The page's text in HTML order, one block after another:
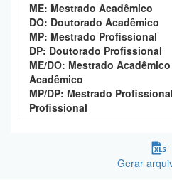
ME: Mestrado Acadêmico
DO: Doutorado Acadêmico
MP: Mestrado Profissional
DP: Doutorado Profissional
ME/DO: Mestrado
Acadêmico
MP/DP: Mestrado
Profissional
Gerar